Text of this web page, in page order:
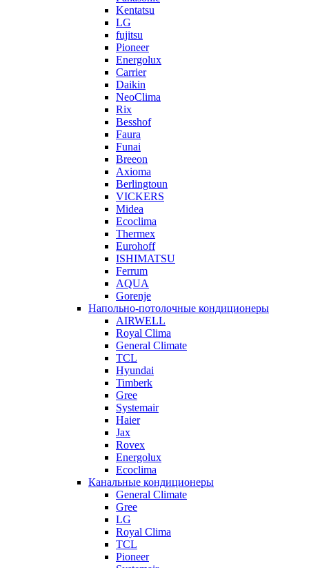
Kentatsu
LG
fujitsu
Pioneer
Energolux
Carrier
Daikin
NeoClima
Rix
Besshof
Faura
Funai
Breeon
Axioma
Berlingtoun
VICKERS
Midea
Ecoclima
Thermex
Eurohoff
ISHIMATSU
Ferrum
AQUA
Gorenje
Напольно-потолочные кондиционеры
AIRWELL
Royal Clima
General Climate
TCL
Hyundai
Timberk
Gree
Systemair
Haier
Jax
Rovex
Energolux
Ecoclima
Канальные кондиционеры
General Climate
Gree
LG
Royal Clima
TCL
Pioneer